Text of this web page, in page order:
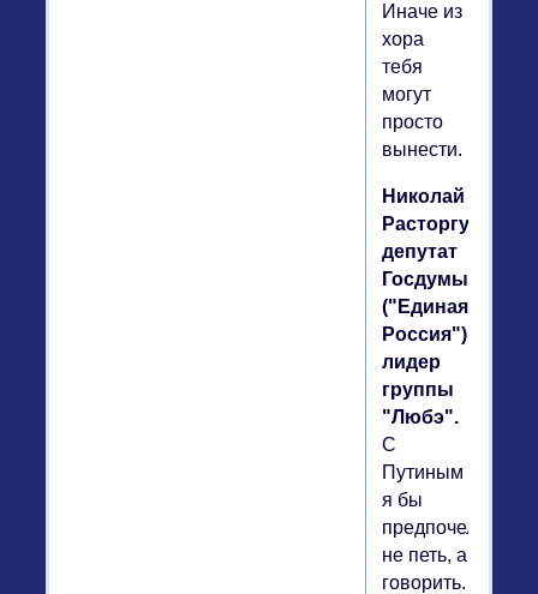
Иначе из
хора
тебя
могут
просто
вынести.
Николай
Расторгуев,
депутат
Госдумы
("Единая
Россия"),
лидер
группы
"Любэ".
С
Путиным
я бы
предпочел
не петь, а
говорить.